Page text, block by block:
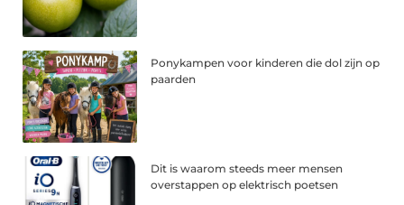
Ponykampen voor kinderen die dol zijn op
paarden
Dit is waarom steeds meer mensen
overstappen op elektrisch poetsen